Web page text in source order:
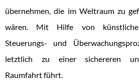
übernehmen, die im Weltraum zu
wären. Mit Hilfe von
Steuerungs- und
letztlich zu einer sichereren
Raumfahrt führt.